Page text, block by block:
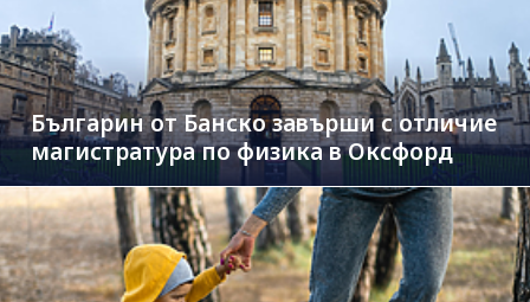
Българин от Банско завърши с отличие
магистратура по физика в Оксфорд